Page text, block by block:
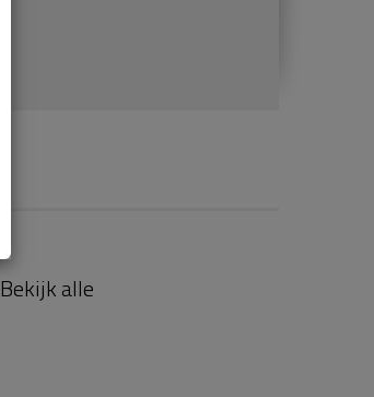
Bekijk alle